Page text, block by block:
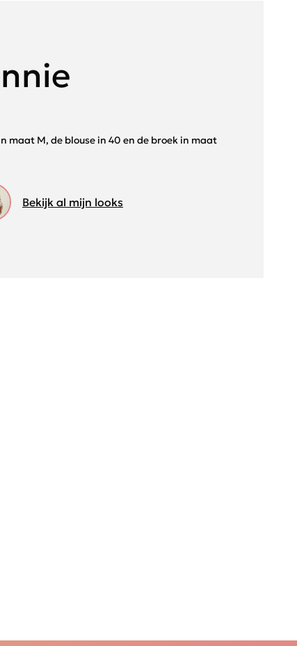
maat M, de blouse in 40 en de broek in maat
Bekijk al mijn looks